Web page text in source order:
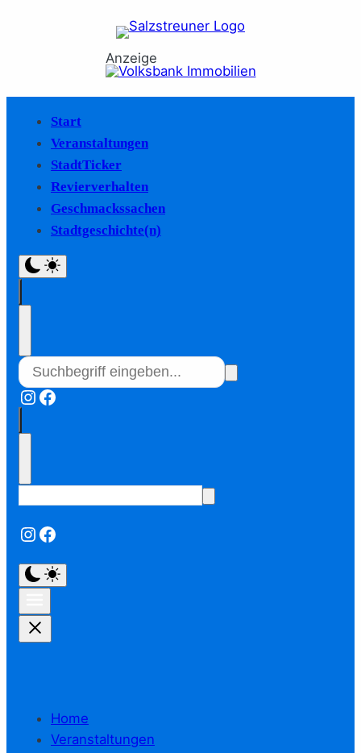
Anzeige
Start
Veranstaltungen
StadtTicker
Revierverhalten
Geschmackssachen
Stadtgeschichte(n)
Instagram
Facebook
Instagram
Facebook
Home
Veranstaltungen